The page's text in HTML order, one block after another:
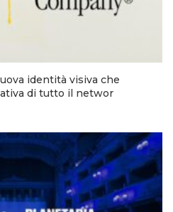
identità visiva che
di tutto il networ